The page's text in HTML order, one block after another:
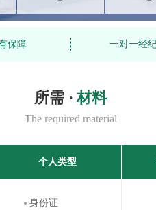
保障 一对一经
所需 · 材料
The required material
个人类型
身份证